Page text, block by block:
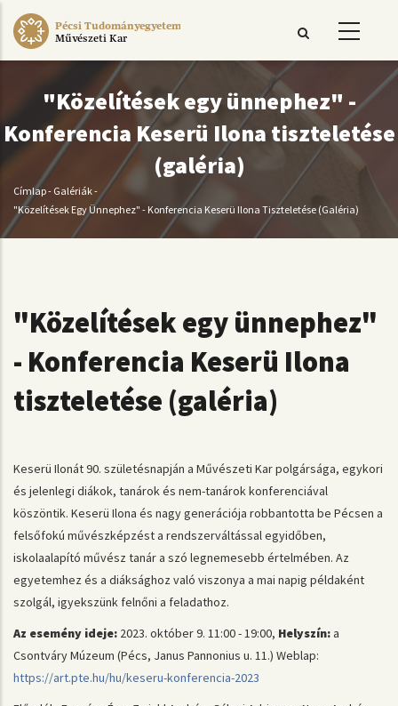
Ugrás
Pécsi Tudományegyetem
Művészeti Kar
"Közelítések egy ünnephez" -
Konferencia Keserü Ilona tiszteletése
(galéria)
Morzsa
Címlap- Galériák-
"Közelítések Egy Ünnephez" - Konferencia Keserü Ilona Tiszteletése (galéria)
"Közelítések egy ünnephez"
- Konferencia Keserü Ilona
tiszteletése (galéria)
Keserü Ilonát 90. születésnapján a Művészeti Kar polgársága, egykori
és jelenlegi diákok, tanárok és nem-tanárok konferenciával
köszöntik. Keserü Ilona és nagy generációja robbantotta be Pécsen a
felsőfokú művészképzést a rendszerváltással egyidőben,
iskolaalapító művész tanár a szó legnemesebb értelmében. Az
egyetemhez és a diáksághoz való viszonya a mai napig példaként
szolgál, igyekszünk felnőni a feladathoz.
Az esemény ideje: 2023. október 9. 11:00 - 19:00, Helyszín: a
Csontváry Múzeum (Pécs, Janus Pannonius u. 11.) Weblap:
https://art.pte.hu/hu/keseru-konferencia-2023